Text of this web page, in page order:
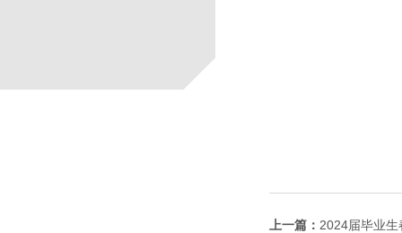
上一篇： 2024届毕业